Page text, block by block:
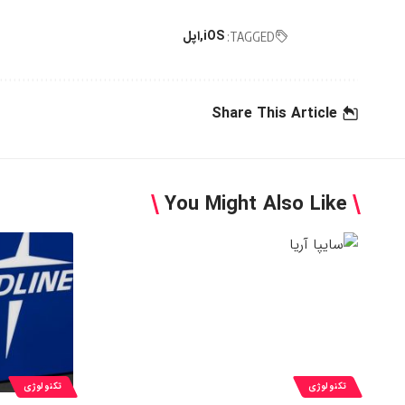
TAGGED:
iOS اپل
Share This Article
You Might Also Like
تکنولوژی تکنولوژی